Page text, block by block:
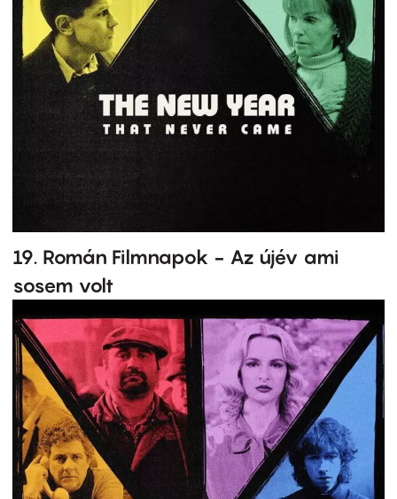
19. Román Filmnapok - Az újév ami
sosem volt